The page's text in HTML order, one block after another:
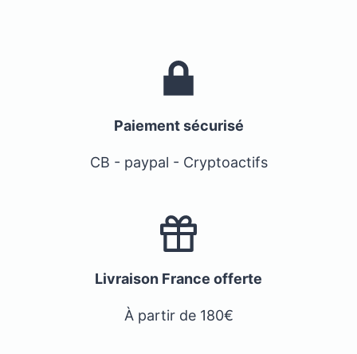
Paiement sécurisé
CB - paypal - Cryptoactifs
Livraison France offerte
À partir de 180€